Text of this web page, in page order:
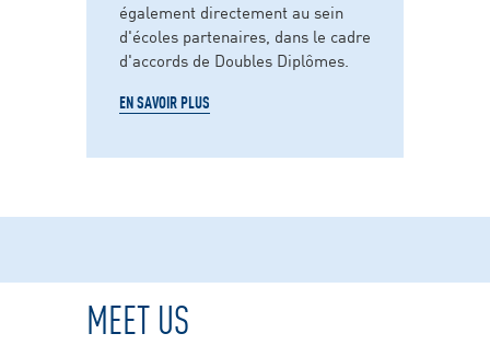
également directement au sein
d'écoles partenaires, dans le cadre
d'accords de Doubles Diplômes.
EN SAVOIR PLUS
MEET US